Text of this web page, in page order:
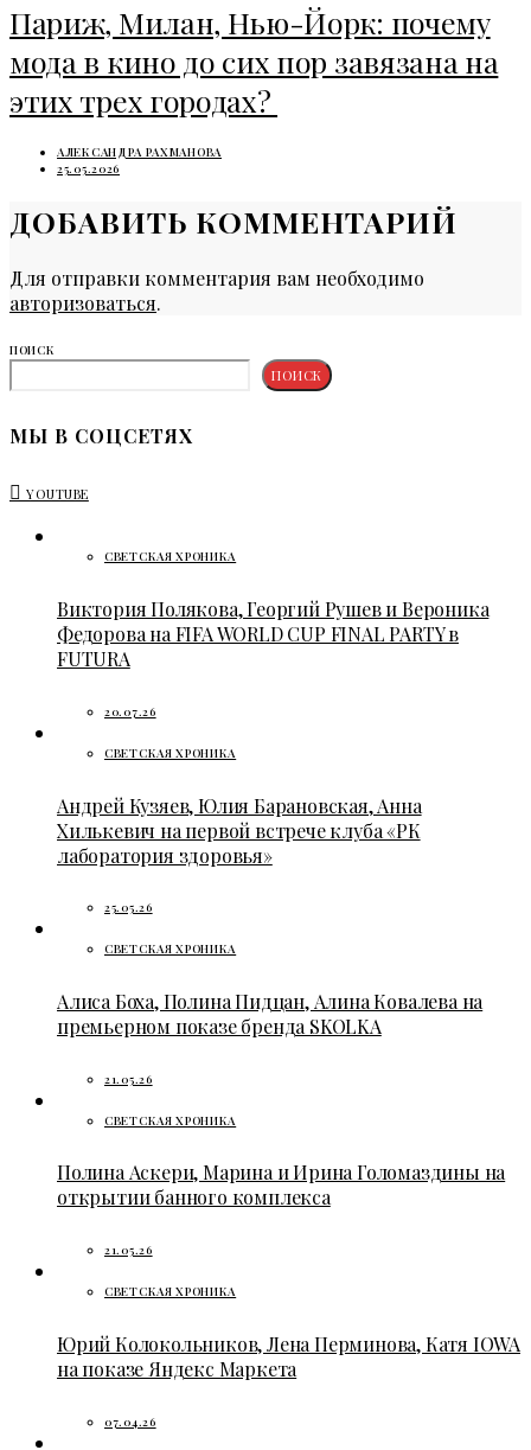
Париж, Милан, Нью-Йорк: почему
мода в кино до сих пор завязана на
этих трех городах?
АЛЕКСАНДРА РАХМАНОВА
25.05.2026
ДОБАВИТЬ КОММЕНТАРИЙ
Для отправки комментария вам необходимо
авторизоваться.
ПОИСК
ПОИСК
МЫ В СОЦСЕТЯХ
YOUTUBE
СВЕТСКАЯ ХРОНИКА
Виктория Полякова, Георгий Рушев и Вероника
Федорова на FIFA WORLD CUP FINAL PARTY в
FUTURA
20.07.26
СВЕТСКАЯ ХРОНИКА
Андрей Кузяев, Юлия Барановская, Анна
Хилькевич на первой встрече клуба «РК
лаборатория здоровья»
25.05.26
СВЕТСКАЯ ХРОНИКА
Алиса Боха, Полина Пидцан, Алина Ковалева на
премьерном показе бренда SKOLKA
21.05.26
СВЕТСКАЯ ХРОНИКА
Полина Аскери, Марина и Ирина Голомаздины на
открытии банного комплекса
21.05.26
СВЕТСКАЯ ХРОНИКА
Юрий Колокольников, Лена Перминова, Катя IOWA
на показе Яндекс Маркета
07.04.26